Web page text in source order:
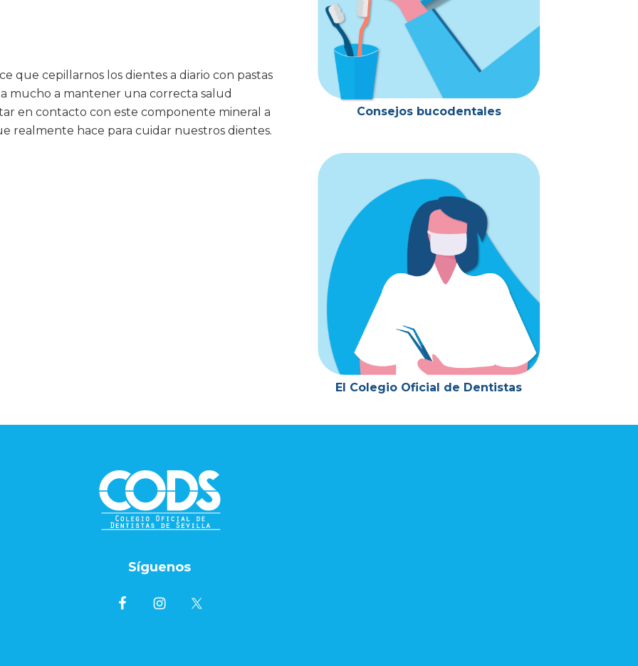
que cepillarnos los dientes a diario con pastas
mucho a mantener una correcta salud
en contacto con este componente mineral a
realmente hace para cuidar nuestros dientes.
Consejos bucodentales
El Colegio Oficial de Dentistas
Síguenos